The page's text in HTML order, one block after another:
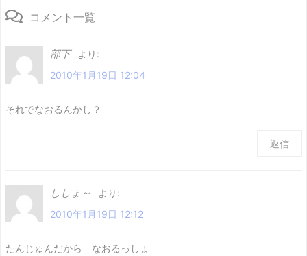
コメント一覧
部下
より:
2010年1月19日 12:04
それでなおるんかし？
返信
ししょ～
より:
2010年1月19日 12:12
たんじゅんだから なおるっしょ